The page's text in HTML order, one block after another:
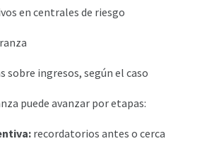
en centrales de riesgo
sobre ingresos, según el caso
puede avanzar por etapas:
recordatorios antes o cerca